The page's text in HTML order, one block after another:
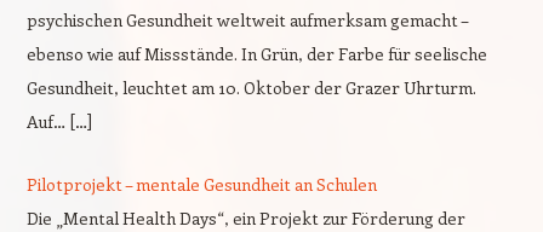
psychischen Gesundheit weltweit aufmerksam gemacht –
ebenso wie auf Missstände. In Grün, der Farbe für seelische
Gesundheit, leuchtet am 10. Oktober der Grazer Uhrturm.
Auf… […]
Pilotprojekt – mentale Gesundheit an Schulen
Die „Mental Health Days“, ein Projekt zur Förderung der